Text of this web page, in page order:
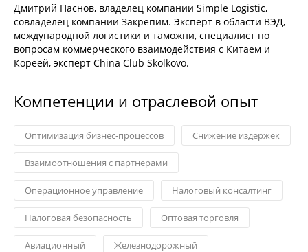
Дмитрий Паснов, владелец компании Simple Logistic,
совладелец компании Закрепим. Эксперт в области ВЭД,
международной логистики и таможни, специалист по
вопросам коммерческого взаимодействия с Китаем и
Кореей, эксперт China Club Skolkovo.
Компетенции и отраслевой опыт
Оптимизация бизнес-процессов Снижение издержек
Взаимоотношения с партнерами
Операционное управление Налоговый консалтинг
Налоговая безопасность Оптовая торговля
Авиационный Железнодорожный